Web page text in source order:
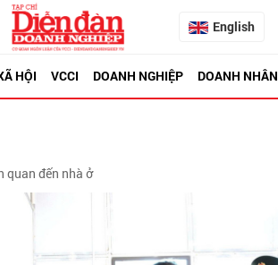
English
HỘI VCCI DOANH NGHIỆP DOANH NHÂN
quan đến nhà ở